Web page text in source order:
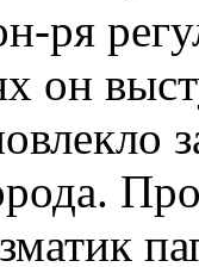
ря
он